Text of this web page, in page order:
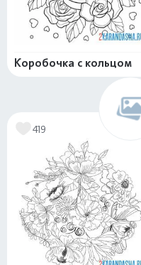
Коробочка с кольцом
419